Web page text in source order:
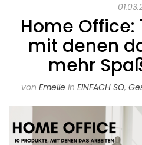
Home Office:
mit denen
mehr
von Emeliein EINFACH SO,